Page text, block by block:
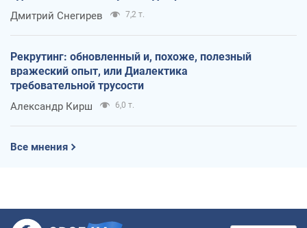
оккупантов
Дмитрий Снегирев 7,2 т.
Рекрутинг: обновленный и, похоже, полезный
вражеский опыт, или Диалектика
требовательной трусости
Александр Кирш 6,0 т.
Все мнения